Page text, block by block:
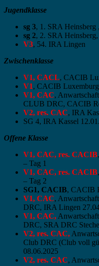
Jugendklasse
sg 3, 1. SRA Heinsberg
sg 2, 2. SRA
V3, 54. IRA Lingen
Zwischenklasse
V1, CACL, CACIB
V1, CACIB
V1, CAC,
CLUB DRC, CACIB
V2, res. CAC, IRA
SG 4, IRA Kassel
Offene Klasse
V1, CAC, res. CACIB
– Tag 1
V1, CAC, res. CACIB
– Tag 2
SG1, CACIB, CACIB
V1, CAC,
DRC, IRA Lingen
V1, CAC,
DRC, SRA DRC
V2, res. CAC,
Club DRC (Club voll
08.06.2025
V2, res. CAC,